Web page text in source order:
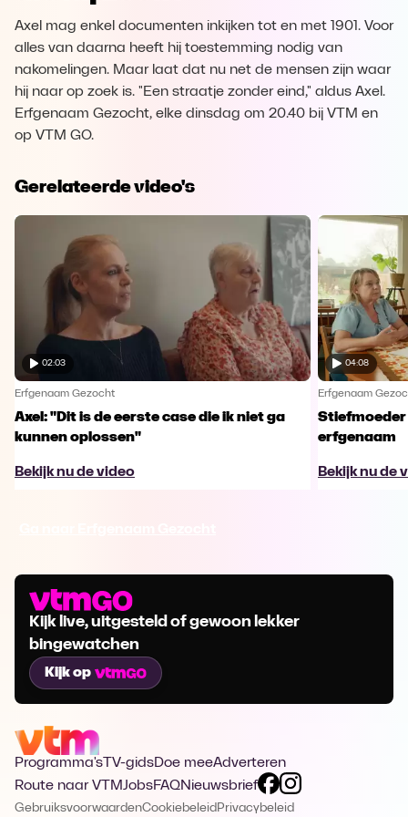
Axel mag enkel documenten inkijken tot en met 1901. Voor
alles van daarna heeft hij toestemming nodig van
nakomelingen. Maar laat dat nu net de mensen zijn waar
hij naar op zoek is. "Een straatje zonder eind," aldus Axel.
Erfgenaam Gezocht, elke dinsdag om 20.40 bij VTM en
op VTM GO.
Gerelateerde video's
02:03
Erfgenaam Gezocht
Axel: "Dit is de eerste case die ik niet ga
kunnen oplossen"
Bekijk nu de video
04:08
Erfgenaam
erfgenaam
Bekijk nu de
Kijk live, uitgesteld of gewoon lekker
bingewatchen
Kijk op
Programma's TV-gidsDoe meeAdverteren
Route naar VTMJobsFAQNieuwsbrief
GebruiksvoorwaardenCookiebeleid Privacybeleid